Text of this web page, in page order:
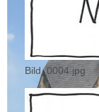
Bild_0004.jpg